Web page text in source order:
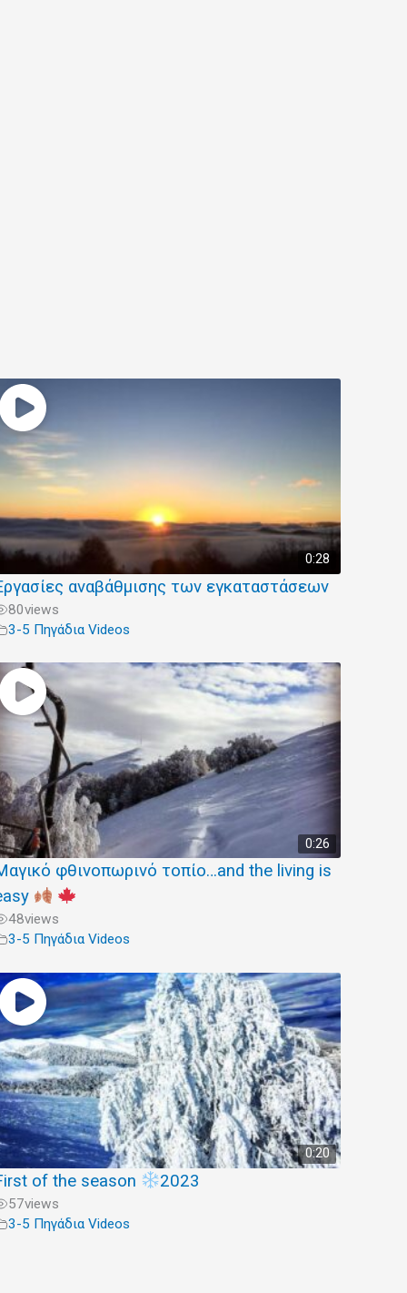
0:28
αναβάθμισης των εγκαταστάσεων
80views
3-5 Πηγάδια Videos
0:26
φθινοπωρινό τοπίο…and the living is
48views
3-5 Πηγάδια Videos
0:20
of the season 2023
57views
3-5 Πηγάδια Videos